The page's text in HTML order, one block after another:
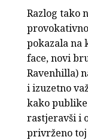
Razlog tako
pokazala na
face, novi
Ravenhilla)
i izuzetno
kako
rastjeravši i
privrženo